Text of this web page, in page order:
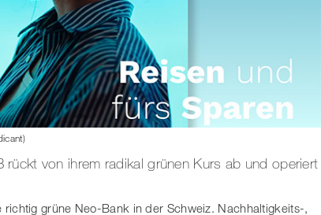
rückt von ihrem radikal grünen Kurs ab und operiert
richtig grüne Neo-Bank in der Schweiz. Nachhaltigkeits-,